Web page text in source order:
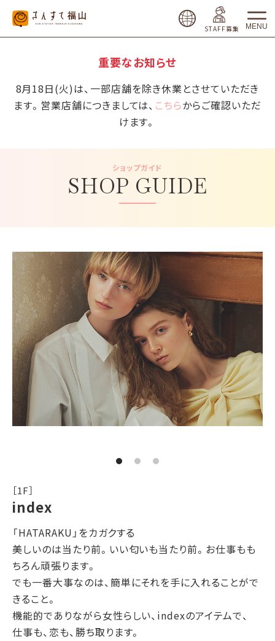
STAFF募集 MENU
重要なお知らせ
8月18日(火)は、一部店舗を除き休業とさせていただき
ます。営業店舗につきましては、 こちらからご確認いただ
けます。
SHOP GUIDE
ショップガイド
［1F］
index
「HATARAKU」をカガクする
美しいのは当たり前。いい匂いも当たり前。お仕事もも
ちろん頑張ります。
でも一番大事なのは、簡単にそれを手に入れることがで
きること。
機能的でありながら女性らしい、indexのアイテムで、
仕事も、恋も、勝ち取ります。